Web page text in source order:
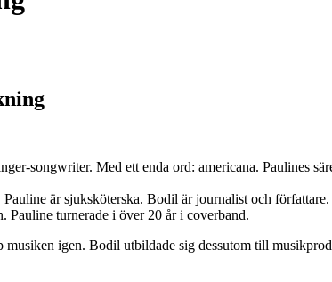
songwriter. Med ett enda ord: americana. Paulines
är sjuksköterska. Bodil är journalist och
Pauline turnerade i över 20 år i coverband.
igen. Bodil utbildade sig dessutom till